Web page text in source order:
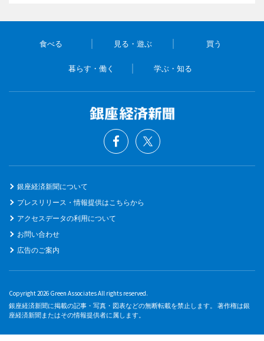
食べる 見る・遊ぶ 買う
暮らす・働く 学ぶ・知る
銀座経済新聞について
プレスリリース・情報提供はこちらから
アクセスデータの利用について
お問い合わせ
広告のご案内
Copyright 2026 Green Associates All rights reserved.
銀座経済新聞に掲載の記事・写真・図表などの無断転載を禁止します。 著作権は銀
座経済新聞またはその情報提供者に属します。